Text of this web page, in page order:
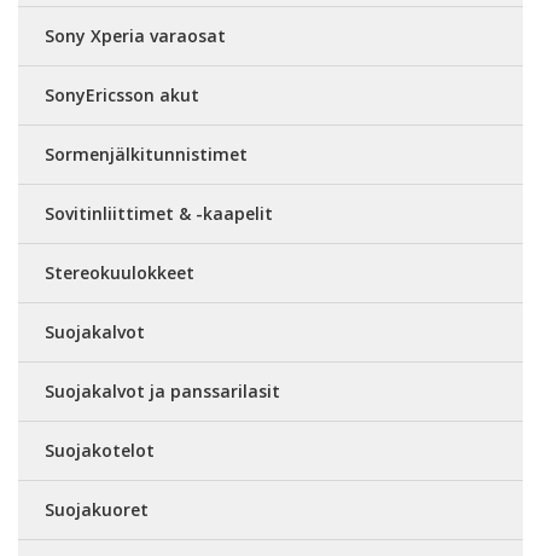
Sony Xperia varaosat
SonyEricsson akut
Sormenjälkitunnistimet
Sovitinliittimet & -kaapelit
Stereokuulokkeet
Suojakalvot
Suojakalvot ja panssarilasit
Suojakotelot
Suojakuoret